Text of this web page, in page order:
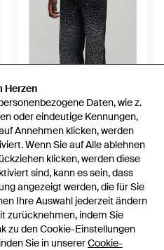
Herzen
Daten, wie z.
oder eindeutige Kennungen,
Annehmen klicken, werden
Wenn Sie auf Alle ablehnen
klicken, werden diese
sind, kann es sein, dass
angezeigt werden, die für Sie
Ihre Auswahl jederzeit ändern
zurücknehmen, indem Sie
zu den Cookie-Einstellungen
Sie in unsererCookie-
Herzen
Daten, wie z.
oder eindeutige Kennungen,
Annehmen klicken, werden
Wenn Sie auf Alle ablehnen
klicken, werden diese
sind, kann es sein, dass
angezeigt werden, die für Sie
Ihre Auswahl jederzeit ändern
zurücknehmen, indem Sie
zu den Cookie-Einstellungen
Sie in unsererCookie-
100 €40 €
BoohooMAN
Tall lockere Jeans mit Strass -
Schwarz
VonBoohooman
SALE